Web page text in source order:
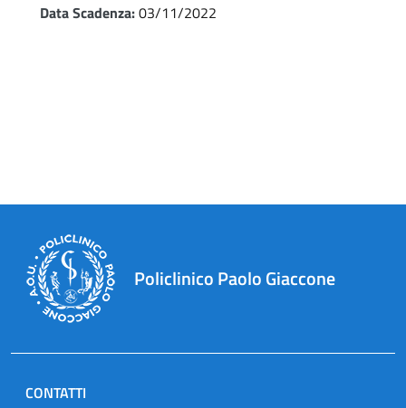
Data Scadenza:03/11/2022
Policlinico Paolo Giaccone
CONTATTI